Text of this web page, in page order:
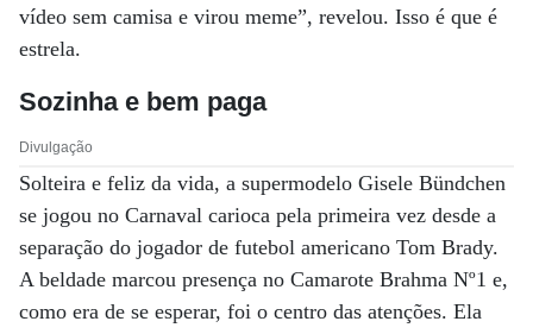
vídeo sem camisa e virou meme”, revelou. Isso é que é
estrela.
Sozinha e bem paga
Divulgação
Solteira e feliz da vida, a supermodelo Gisele Bündchen
se jogou no Carnaval carioca pela primeira vez desde a
separação do jogador de futebol americano Tom Brady.
A beldade marcou presença no Camarote Brahma Nº1 e,
como era de se esperar, foi o centro das atenções. Ela